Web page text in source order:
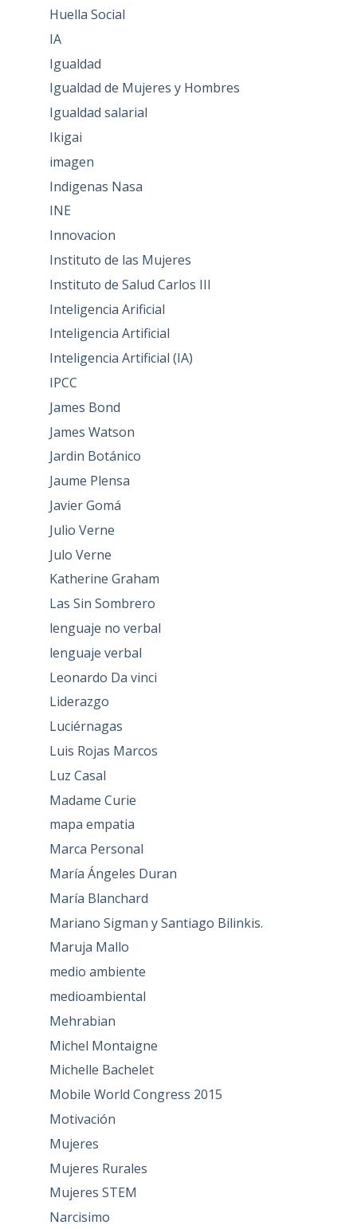
Huella Social
IA
Igualdad
Igualdad de Mujeres y Hombres
Igualdad salarial
Ikigai
imagen
Indigenas Nasa
INE
Innovacion
Instituto de las Mujeres
Instituto de Salud Carlos III
Inteligencia Arificial
Inteligencia Artificial
Inteligencia Artificial (IA)
IPCC
James Bond
James Watson
Jardin Botánico
Jaume Plensa
Javier Gomá
Julio Verne
Julo Verne
Katherine Graham
Las Sin Sombrero
lenguaje no verbal
lenguaje verbal
Leonardo Da vinci
Liderazgo
Luciérnagas
Luis Rojas Marcos
Luz Casal
Madame Curie
mapa empatia
Marca Personal
María Ángeles Duran
María Blanchard
Mariano Sigman y Santiago Bilinkis.
Maruja Mallo
medio ambiente
medioambiental
Mehrabian
Michel Montaigne
Michelle Bachelet
Mobile World Congress 2015
Motivación
Mujeres
Mujeres Rurales
Mujeres STEM
Narcisimo